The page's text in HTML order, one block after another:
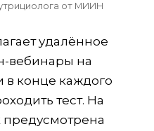
от МИИН
удалённое
вебинары на
в конце каждого
тест. На
предусмотрена